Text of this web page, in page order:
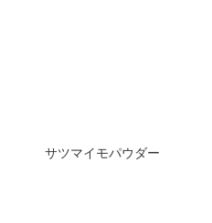
サツマイモパウダー